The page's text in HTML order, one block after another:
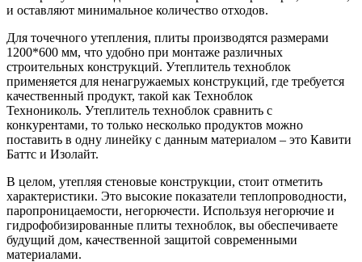
и оставляют минимальное количество отходов.
Для точечного утепления, плиты производятся размерами
1200*600 мм, что удобно при монтаже различных
строительных конструкций. Утеплитель техноблок
применяется для ненагружаемых конструкций, где требуется
качественный продукт, такой как Техноблок
Технониколь. Утеплитель техноблок сравнить с
конкурентами, то только несколько продуктов можно
поставить в одну линейку с данным материалом – это Кавити
Баттс и Изолайт.
В целом, утепляя стеновые конструкции, стоит отметить
характеристики. Это высокие показатели теплопроводности,
паропроницаемости, негорючести. Используя негорючие и
гидрофобизированные плиты техноблок, вы обеспечиваете
будущий дом, качественной защитой современными
материалами.